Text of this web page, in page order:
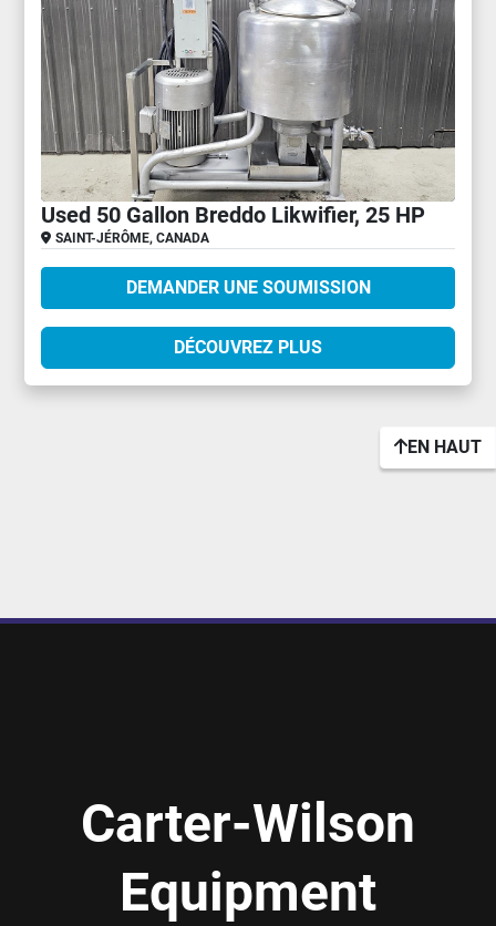
Used 50 Gallon Breddo Likwifier, 25 HP
SAINT-JÉRÔME, CANADA
DEMANDER UNE SOUMISSION
DÉCOUVREZ PLUS
EN HAUT
Carter-Wilson
Equipment